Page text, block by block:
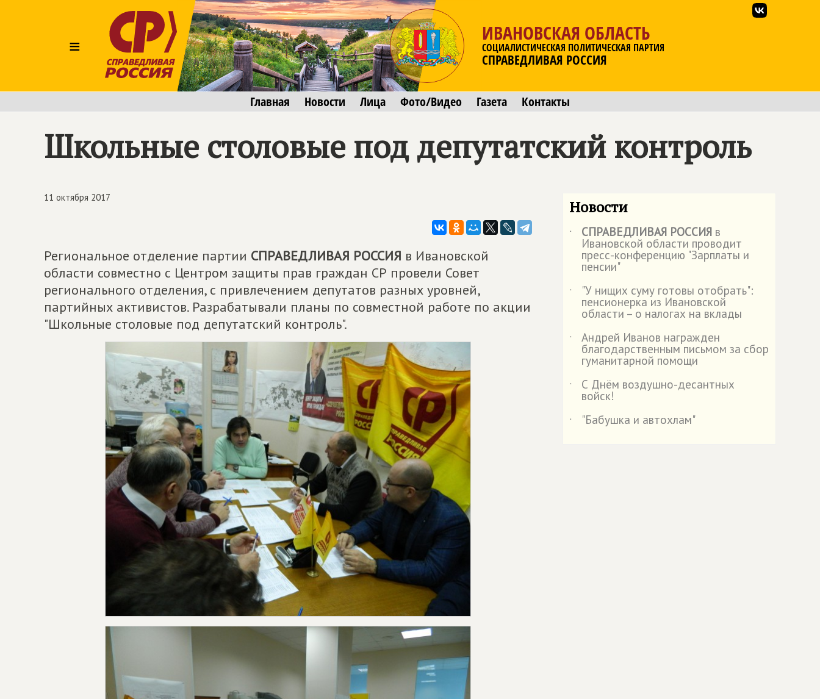
≡
ИВАНОВСКАЯ ОБЛАСТЬ
СОЦИАЛИСТИЧЕСКАЯ ПОЛИТИЧЕСКАЯ ПАРТИЯ
СПРАВЕДЛИВАЯ РОССИЯ
Главная Новости Лица Фото/Видео Газета Контакты
Школьные столовые под депутатский контроль
11 октября 2017
Региональное отделение партии СПРАВЕДЛИВАЯ РОССИЯ в Ивановской
области совместно с Центром защиты прав граждан СР провели Совет
регионального отделения, с привлечением депутатов разных уровней,
партийных активистов. Разрабатывали планы по совместной работе по акции
"Школьные столовые под депутатский контроль".
Новости
˙ СПРАВЕДЛИВАЯ РОССИЯ в
Ивановской области проводит
пресс-конференцию "Зарплаты и
пенсии"
˙
"У нищих суму готовы отобрать":
пенсионерка из Ивановской
области – о налогах на вклады
˙
Андрей Иванов награжден
благодарственным письмом за сбор
гуманитарной помощи
˙
С Днём воздушно-десантных
войск!
˙
"Бабушка и автохлам"